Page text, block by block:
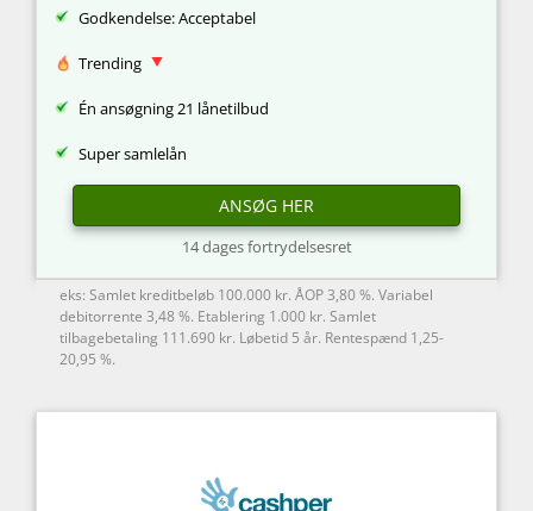
Godkendelse: Acceptabel
Trending
Én ansøgning 21 lånetilbud
Super samlelån
ANSØG HER
14 dages fortrydelsesret
eks: Samlet kreditbeløb 100.000 kr. ÅOP 3,80 %. Variabel
debitorrente 3,48 %. Etablering 1.000 kr. Samlet
tilbagebetaling 111.690 kr. Løbetid 5 år. Rentespænd 1,25-
20,95 %.